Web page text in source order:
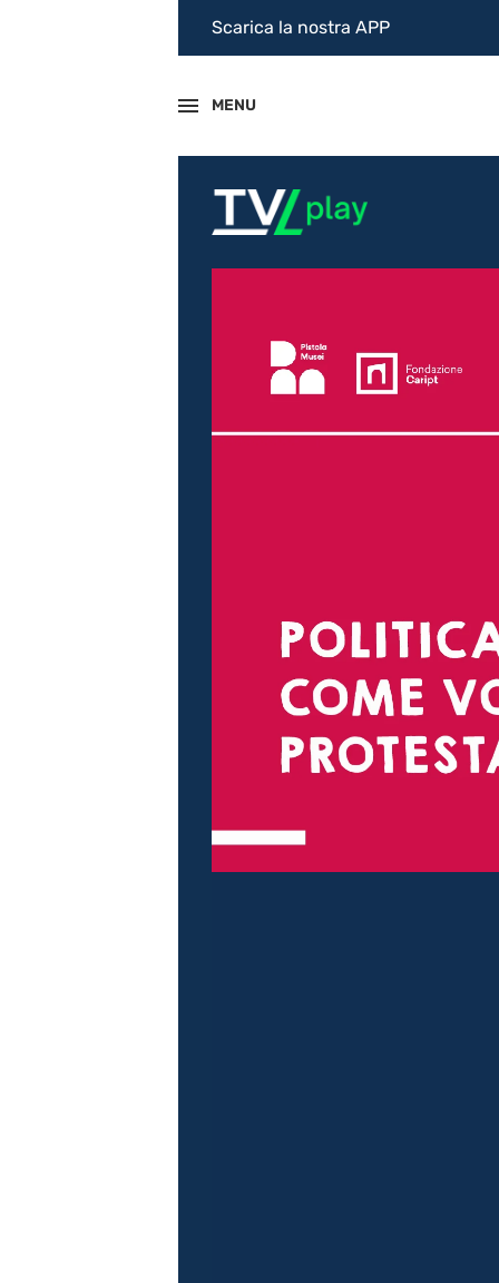
Scarica la nostra APP
MENU